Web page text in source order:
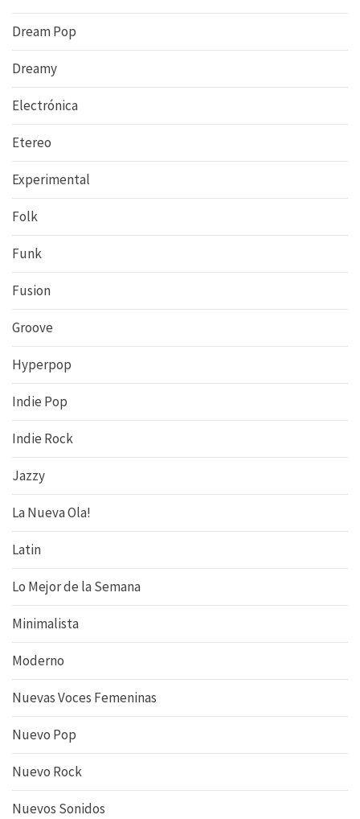
Dream Pop
Dreamy
Electrónica
Etereo
Experimental
Folk
Funk
Fusion
Groove
Hyperpop
Indie Pop
Indie Rock
Jazzy
La Nueva Ola!
Latin
Lo Mejor de la Semana
Minimalista
Moderno
Nuevas Voces Femeninas
Nuevo Pop
Nuevo Rock
Nuevos Sonidos